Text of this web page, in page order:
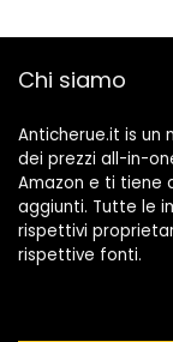
Chi siamo
Anticherue.it is un
dei prezzi all-in-
Amazon e ti tiene
aggiunti. Tutte le
rispettivi
rispettive fonti.